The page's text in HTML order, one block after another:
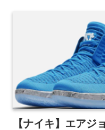
【ナイキ】エアジ